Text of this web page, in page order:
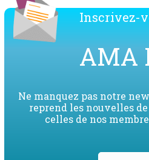
Inscrivez-
AMA
Ne manquez pas notre
reprend les nouvelles
celles de nos